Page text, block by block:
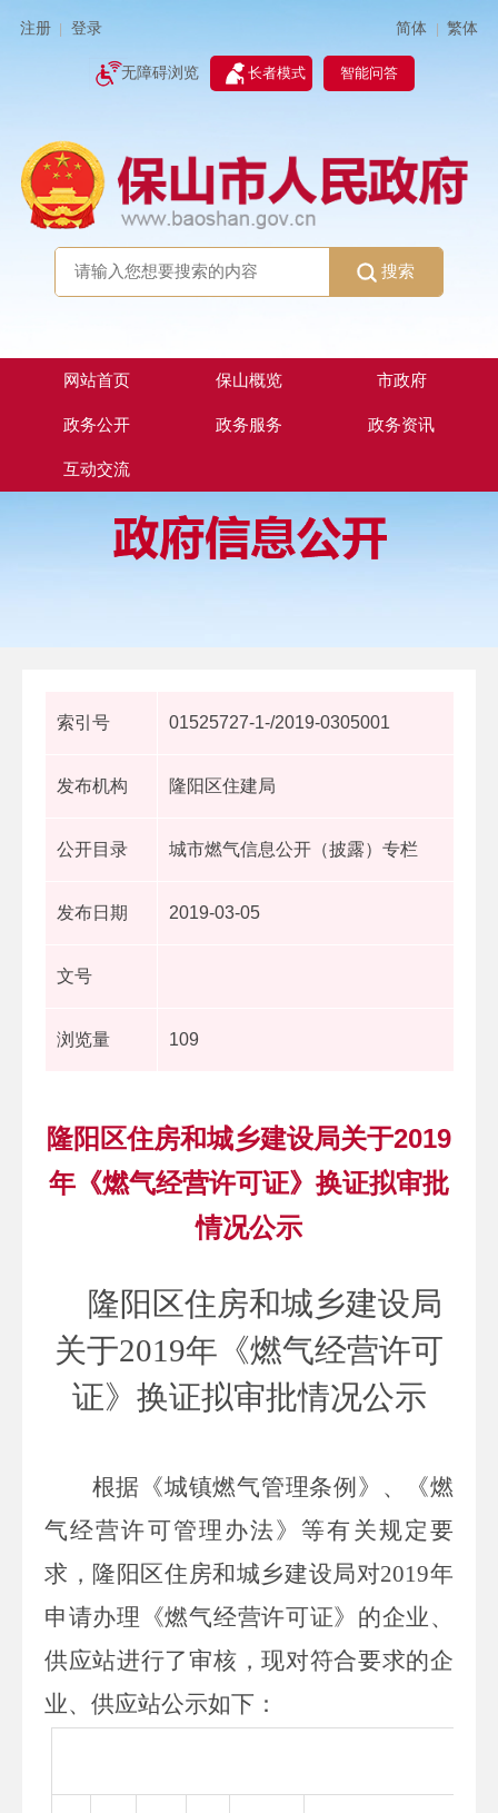
注册 登录 简体 | 繁体
无障碍浏览 长者模式 智能问答
搜索
网站首页 保山概览 市政府
政务公开 政务服务 政务资讯
互动交流
索引号 01525727-1-/2019-0305001
发布机构 隆阳区住建局
公开目录 城市燃气信息公开（披露）专栏
发布日期 2019-03-05
文号
浏览量 109
隆阳区住房和城乡建设局关于2019
年《燃气经营许可证》换证拟审批
情况公示
隆阳区住房和城乡建设局
关于2019年《燃气经营许可
证》换证拟审批情况公示
根据《城镇燃气管理条例》、《燃
气经营许可管理办法》等有关规定要
求，隆阳区住房和城乡建设局对2019年
申请办理《燃气经营许可证》的企业、
供应站进行了审核，现对符合要求的企
业、供应站公示如下：